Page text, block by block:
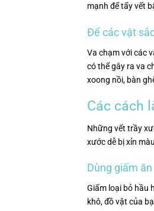
mạnh để tẩy vết
Để các vật
Va chạm với các
có thể gây ra va
xoong nồi, bàn
Các cách
Những vết trầy
xước dễ bị xỉn
Dùng giấm ăn
Giấm loại bỏ hầu
khô, đồ vật của